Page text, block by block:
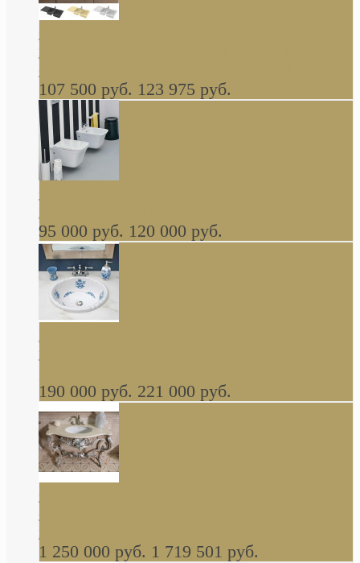
керамическая мойка 1160 x 510 мм белая,
серая, черная, бежевая В НАЛИЧИИ
107 500 руб. 123 975 руб.
навесное КОМПЛЕКТ
95 000 руб. 120 000 руб.
Decorated Bathroom раковина овальная
встраиваемая для ванной с рисунком синяя
роза В НАЛИЧИИ
190 000 руб. 221 000 руб.
стиле барокко, из массива дерева, светло
коричневый матовый окрас + серебро
1 250 000 руб. 1 719 501 руб.